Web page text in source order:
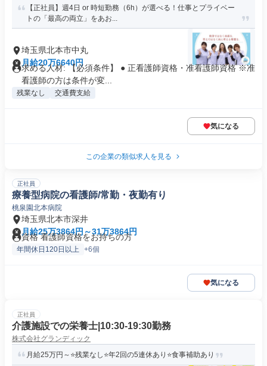
【正社員】週4日 or 時短勤務（6h）が選べる！仕事とプライベー
トの「最高の両立」をあお...
埼玉県北本市中丸
月給20万6640円
求める人材: 【必須条件】 ● 正看護師資格・准看護師資格 ※准
看護師の方は条件が変...
残業なし 交通費支給
気になる
この企業の類似求人を見る
正社員
療養型病院の看護師/常勤・夜勤有り
桃泉園北本病院
埼玉県北本市深井
月給25万3864円～31万3864円
資格 看護師資格をお持ちの方
年間休日120日以上 +6個
気になる
正社員
介護施設での栄養士|10:30‐19:30勤務
株式会社グランディック
月給25万円～⭐残業なし⭐年2回の5連休あり⭐食事補助あり